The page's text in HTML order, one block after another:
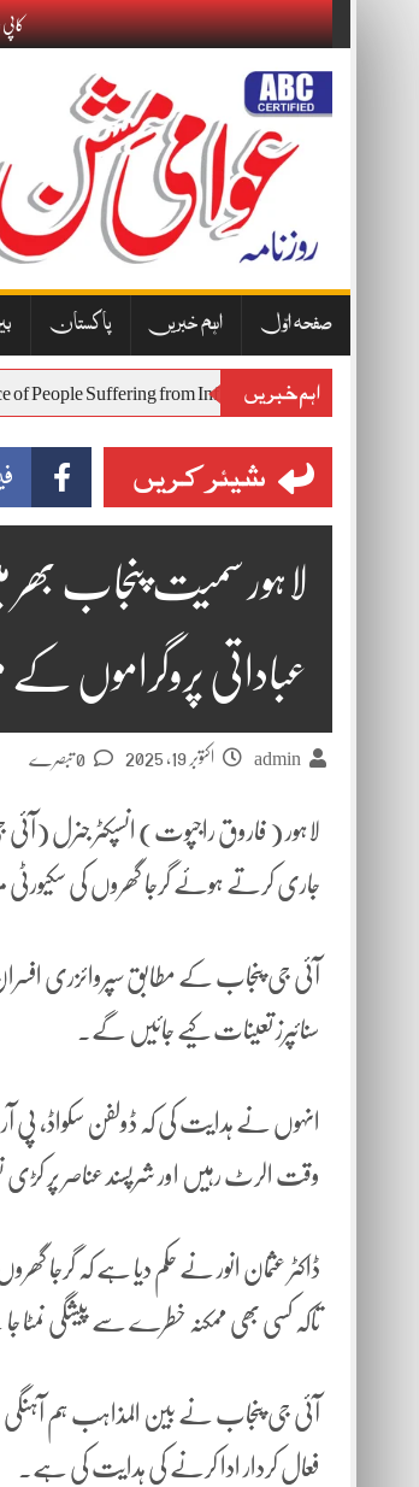
صفحہ اوّل اہم خبریں پاکستان
اہم خبریں
Voice of People Suffering from Inflation and
شیئر کریں
لاہور سمیت پنجاب بھر
عباداتی پروگراموں کے
admin اکتوبر 19, 2025
لاہور ( فاروق راجپوت) انسپکٹر جنرل
جاری کرتے ہوئے گرجا گھروں کی سکیورٹی
آئی جی پنجاب کے مطابق سپروائزری افسران
سنائپرز تعینات کیے جائیں گے۔
انہوں نے ہدایت کی کہ ڈولفن سکواڈ، پی آر
وقت الرٹ رہیں اور شرپسند عناصر پر کڑی
ڈاکٹر عثمان انور نے حکم دیا ہے کہ گرجا
تاکہ کسی بھی ممکنہ خطرے سے پیشگی نمٹا جا
آئی جی پنجاب نے بین المذاہب ہم آہنگی
فعال کردار ادا کرنے کی ہدایت کی ہے۔